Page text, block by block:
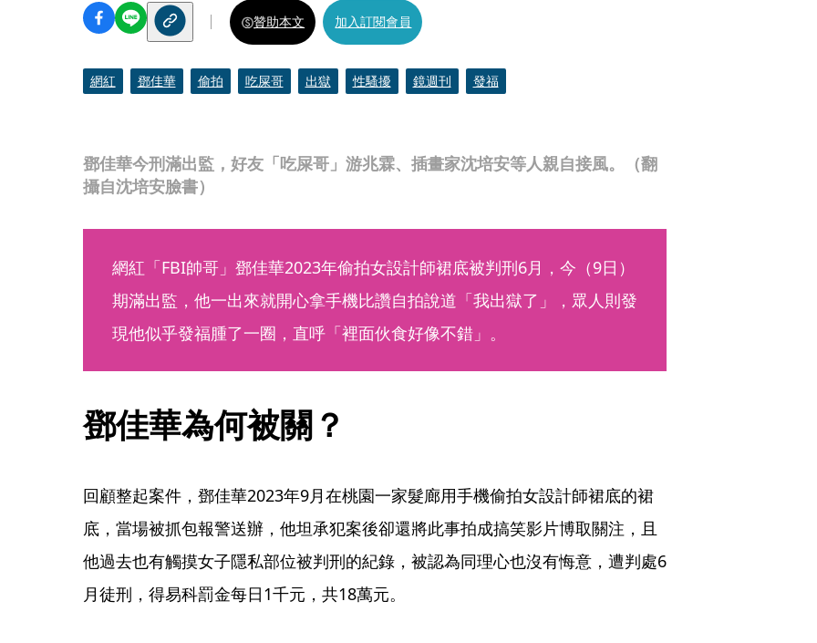
鄧佳華今刑滿出監，好友「吃屎哥」游兆霖、插畫家沈培安等人親自接風。（翻
攝自沈培安臉書）
贊助本文 加入訂閱會員
網紅 鄧佳華 偷拍 吃屎哥 出獄 性騷擾 鏡週刊 發福
網紅「FBI帥哥」鄧佳華2023年偷拍女設計師裙底被判刑6月，今（9日）
期滿出監，他一出來就開心拿手機比讚自拍說道「我出獄了」，眾人則發
現他似乎發福腫了一圈，直呼「裡面伙食好像不錯」。
鄧佳華為何被關？
回顧整起案件，鄧佳華2023年9月在桃園一家髮廊用手機偷拍女設計師裙底的裙
底，當場被抓包報警送辦，他坦承犯案後卻還將此事拍成搞笑影片博取關注，且
他過去也有觸摸女子隱私部位被判刑的紀錄，被認為同理心也沒有悔意，遭判處6
月徒刑，得易科罰金每日1千元，共18萬元。